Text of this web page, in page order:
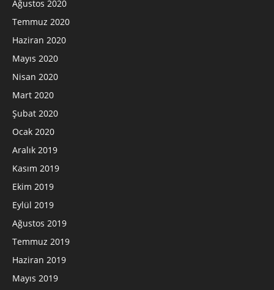
Ağustos 2020
Temmuz 2020
Haziran 2020
Mayıs 2020
Nisan 2020
Mart 2020
Şubat 2020
Ocak 2020
Aralık 2019
Kasım 2019
Ekim 2019
Eylül 2019
Ağustos 2019
Temmuz 2019
Haziran 2019
Mayıs 2019